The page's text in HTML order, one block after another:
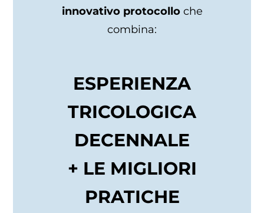
innovativo protocolloche
combina:
ESPERIENZA
TRICOLOGICA
DECENNALE
+ LE MIGLIORI
PRATICHE